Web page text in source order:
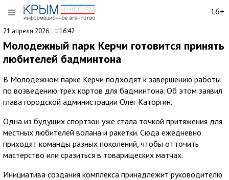
16+
21 апреля 2026 16:42
Молодежный парк Керчи готовится принять
любителей бадминтона
В Молодежном парке Керчи подходят к завершению работы
по возведению трех кортов для бадминтона. Об этом заявил
глава городской администрации Олег Каторгин.
Одна из будущих спортзон уже стала точкой притяжения для
местных любителей волана и ракетки. Сюда ежедневно
приходят команды разных поколений, чтобы отточить
мастерство или сразиться в товарищеских матчах.
Инициатива создания комплекса принадлежит руководителю